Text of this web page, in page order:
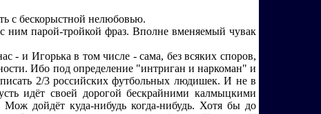
с бескорыстной нелюбовью.
ним парой-тройкой фраз. Вполне вменяемый чувак
- и Игорька в том числе - сама, без всяких споров,
Ибо под определение "интриган и наркоман" и
2/3 российских футбольных людишек. И не в
идёт своей дорогой бескрайними калмыцкими
дойдёт куда-нибудь когда-нибудь. Хотя бы до